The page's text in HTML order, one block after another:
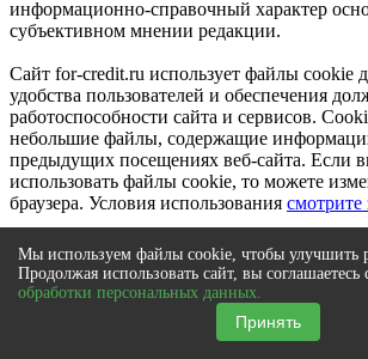
информационно-справочный характер
субъективном мнении редакции.
Сайт for-credit.ru использует файлы cookie
удобства пользователей и обеспечения
работоспособности сайта и сервисов.
небольшие файлы, содержащие
предыдущих посещениях веб-сайта. Если
использовать файлы cookie, то можете
браузера. Условия использования смотрите
Сайт for-credit.ru является составным
представляет собой в том числе каталог
(знаков обслуживания), опубликованных в
реестрах. Исключительное право на
обслуживания) принадлежат их
Мы используем файлы cookie, чтобы улучшить
Продолжая использовать сайт, вы соглашаетесь
обработки персональных данных.
Принять